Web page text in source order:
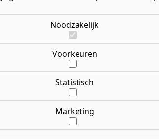
en
monteur
metaal,
met echte
en repareert.
en wat je na je
de
Noodzakelijk
Voorkeuren
Statistisch
Marketing